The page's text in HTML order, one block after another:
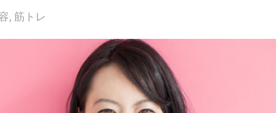
, 筋トレ